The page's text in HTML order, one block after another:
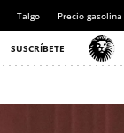
Talgo Precio gasolina